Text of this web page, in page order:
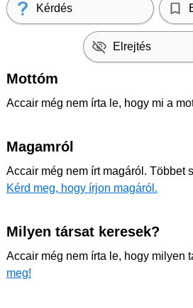
Kérdés
Elrejtés
Mottóm
Accair még nem írta le, hogy mi a
Magamról
Accair még nem írt magáról. Többet
Kérd meg, hogy írjon magáról.
Milyen társat keresek?
Accair még nem írta le, hogy milyen
meg!